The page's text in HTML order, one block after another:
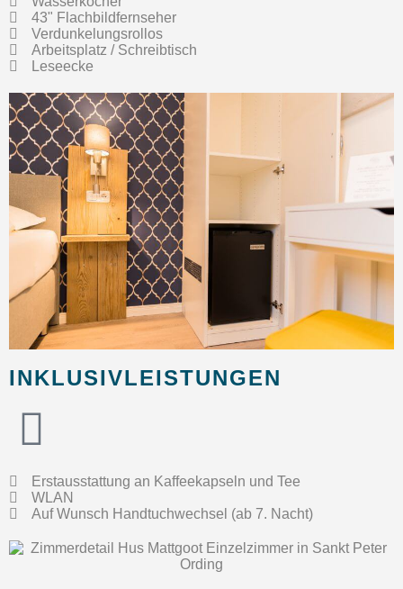
43" Flachbildfernseher
Verdunkelungsrollos
Arbeitsplatz / Schreibtisch
Leseecke
INKLUSIVLEISTUNGEN
Erstausstattung an Kaffeekapseln und Tee
WLAN
Auf Wunsch Handtuchwechsel (ab 7. Nacht)